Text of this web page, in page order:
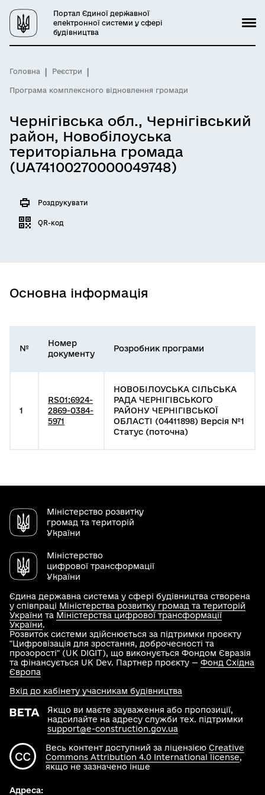
Портал Єдиної державної
електронної системи у сфері
будівництва
Головна Реєстри
Програма комплексного відновлення громади
Чернігівська обл., Чернігівський
район, Новобілоуська
територіальна громада
(UA74100270000049748)
Роздрукувати
QR-код
Основна інформація
№
Номер
документу
Розробник програми
1
RS01:6924-
2869-0384-
5971
НОВОБІЛОУСЬКА СІЛЬСЬКА
РАДА ЧЕРНІГІВСЬКОГО
РАЙОНУ ЧЕРНІГІВСЬКОЇ
ОБЛАСТІ (04411898) Версія №1
Статус (поточна)
Міністерство розвитку
громад та територій
України
Міністерство
цифрової трансформації
України
Єдина державна система у сфері будівництва створена
у співпраці Міністерства розвитку громад та територій
України та Міністерства цифрової трансформації
України.
Розвиток системи здійснюється за підтримки проєкту
"Цифровізація для зростання, доброчесності та
прозорості" (UK DIGIT), що виконується Фондом Євразія
та фінансується UK Dev. Партнер проєкту — Фонд Східна
Європа
Якщо ви маєте зауваження або пропозиції,
надсилайте на адресу служби тех. підтримки
support@e-construction.gov.ua
Весь контент доступний за ліцензією Creative
Commons Attribution 4.0 International license,
якщо не зазначено інше
Вхід до кабінету учасникам будівництва
Адреса: